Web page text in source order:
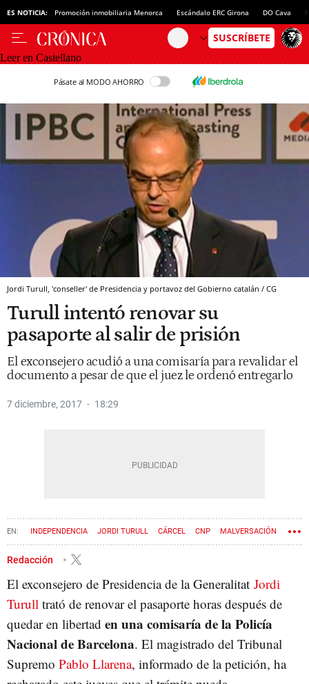
ES NOTICIA: Promoción inmobiliaria Menorca Escándalo ERC Girona DO Cava
Leer en Castellano
Pásate al MODO AHORRO
Jordi Turull, 'conseller' de Presidencia y portavoz del Gobierno catalán / CG
Turull intentó renovar su
pasaporte al salir de prisión
El exconsejero acudió a una comisaría para revalidar el
documento a pesar de que el juez le ordenó entregarlo
7 diciembre, 2017 18:29
INDEPENDENCIA JORDI TURULL CÁRCEL CNP MALVERSACIÓN
PASAPORTE SEDICIÓN
Redacción
El exconsejero de Presidencia de la Generalitat Jordi
Turull trató de renovar el pasaporte horas después de
quedar en libertad en una comisaría de la Policía
Nacional de Barcelona. El magistrado del Tribunal
Supremo Pablo Llarena, informado de la petición, ha